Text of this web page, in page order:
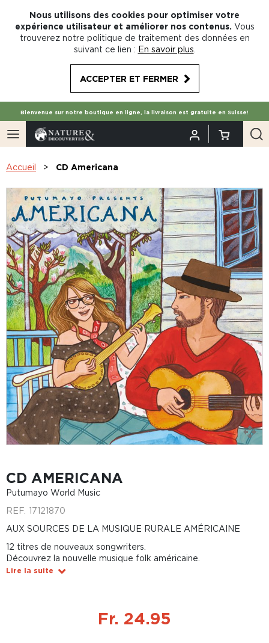
Nous utilisons des cookies pour optimiser votre
expérience utilisateur et améliorer nos contenus. Vous
trouverez notre politique de traitement des données en
suivant ce lien : En savoir plus
ACCEPTER ET FERMER
Bienvenue sur notre boutique en ligne, la livraison est gratuite en Suisse!
Accueil CD Americana
CD AMERICANA
Putumayo World Music
REF. 17121870
AUX SOURCES DE LA MUSIQUE RURALE AMÉRICAINE
12 titres de nouveaux songwriters.
Découvrez la nouvelle musique folk américaine.
Lire la suite
Fr. 24.95